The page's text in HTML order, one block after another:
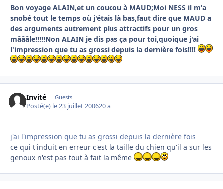
Bon voyage ALAIN,et un coucou à MAUD;Moi NESS il m'a
snobé tout le temps où j'étais là bas,faut dire que MAUD a
des arguments autrement plus attractifs pour un gros
mâââle!!!!!Non ALAIN je dis pas ça pour toi,quoique j'ai
l'impression que tu as grossi depuis la dernière fois!!!!
Invité Guests
Posté(e) le 23 juillet 200620 a
j'ai l'impression que tu as grossi depuis la dernière fois
ce qui t'induit en erreur c'est la taille du chien qu'il a sur les
genoux n'est pas tout à fait la même